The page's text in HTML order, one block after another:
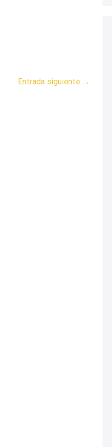
Entrada siguiente →